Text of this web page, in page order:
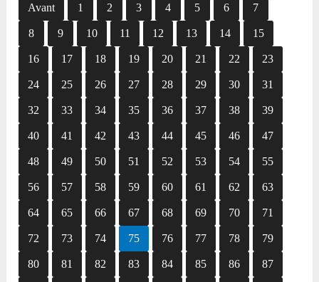
Avant 1 2 3 4 5 6 7
8 9 10 11 12 13 14 15
16 17 18 19 20 21 22 23
24 25 26 27 28 29 30 31
32 33 34 35 36 37 38 39
40 41 42 43 44 45 46 47
48 49 50 51 52 53 54 55
56 57 58 59 60 61 62 63
64 65 66 67 68 69 70 71
72 73 74 75 76 77 78 79
80 81 82 83 84 85 86 87